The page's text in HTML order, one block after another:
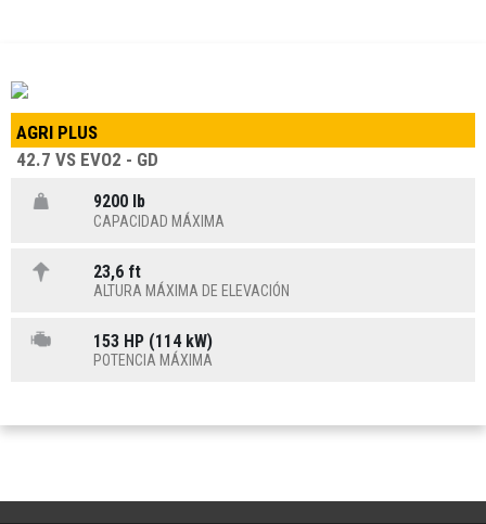
AGRI PLUS
42.7 VS EVO2 - GD
9200 lb
CAPACIDAD MÁXIMA
23,6 ft
ALTURA MÁXIMA DE ELEVACIÓN
153 HP (114 kW)
POTENCIA MÁXIMA